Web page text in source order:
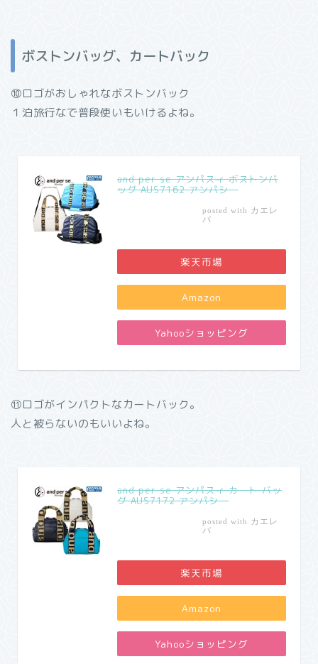
ボストンバッグ、カートバック
⑩ロゴがおしゃれなボストンバック
１泊旅行なで普段使いもいけるよね。
and per se アンパスィ ボストンバ
ッグ AUS7162 アンパシー
posted with カエレ
バ
楽天市場
Amazon
Yahooショッピング
⑪ロゴがインパクトなカートバック。
人と被らないのもいいよね。
and per se アンパスィ カート バッ
グ AUS7172 アンパシー
posted with カエレ
バ
楽天市場
Amazon
Yahooショッピング